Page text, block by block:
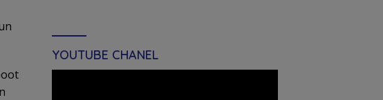
YOUTUBE CHANEL